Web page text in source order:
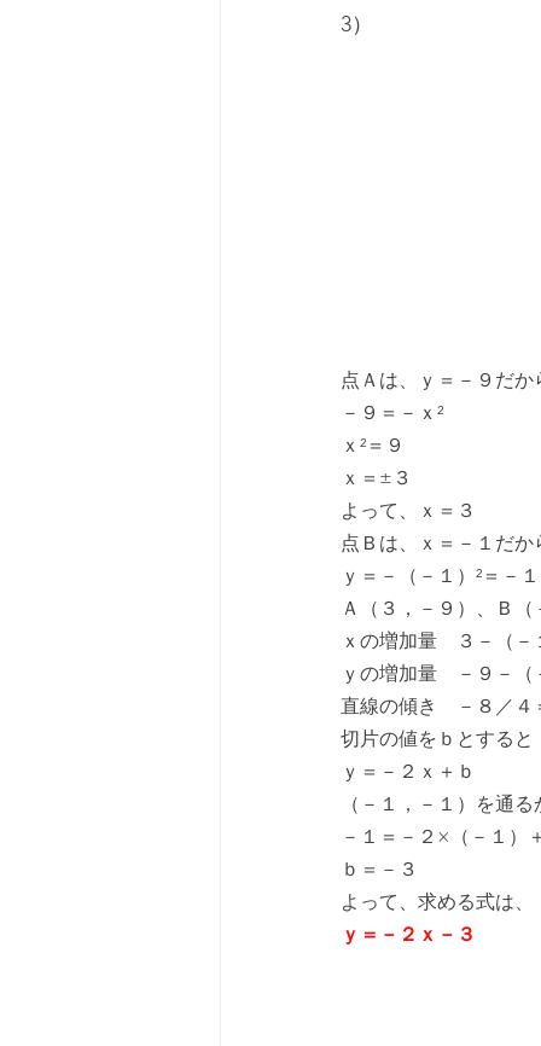
3）
点Ａは、ｙ＝－９だか
－９＝－ｘ²
ｘ²＝９
ｘ＝±３
よって、ｘ＝３
点Ｂは、ｘ＝－１だか
ｙ＝－（－１）²＝－１
Ａ（３，－９）、Ｂ
ｘの増加量　３－（－
ｙの増加量　－９－
直線の傾き　－８／４
切片の値をｂとすると
ｙ＝－２ｘ＋ｂ
（－１，－１）を通る
－１＝－２×（－１）
ｂ＝－３
よって、求める式は、
ｙ＝－２ｘ－３